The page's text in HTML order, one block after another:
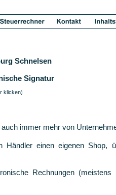
Schnelsen
Signatur
klicken)
immer mehr von
Händler einen eigenen Shop,
Rechnungen